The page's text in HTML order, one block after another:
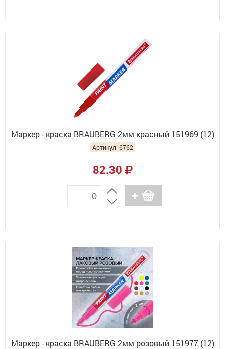
Маркер - краска BRAUBERG 2мм красный 151969 (12)
Артикул: 6762
82.30
Маркер - краска BRAUBERG 2мм розовый 151977 (12)